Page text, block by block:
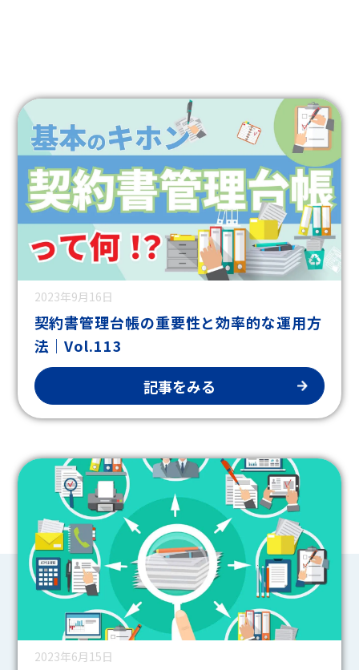
2023年9月16日
契約書管理台帳の重要性と効率的な運用方
法｜Vol.113
記事をみる
2023年6月15日